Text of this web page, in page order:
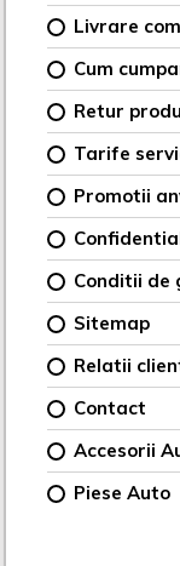
Livrare
Cum
Retur
Tarife
Promotii
Conditii de
Sitemap
Relatii
Contact
Accesorii
Piese Auto